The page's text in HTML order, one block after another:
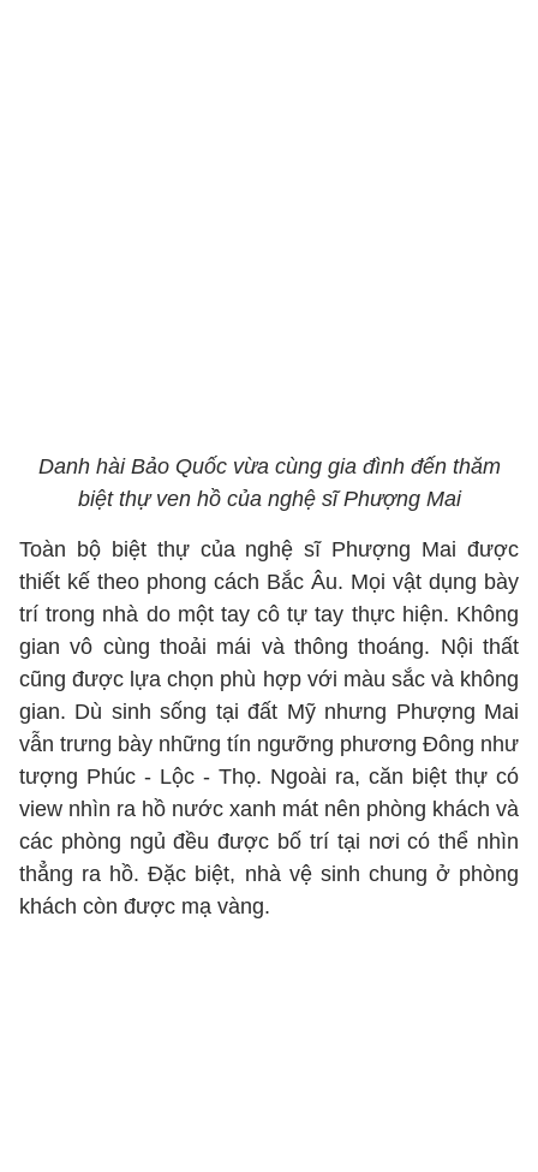
Danh hài Bảo Quốc vừa cùng gia đình đến thăm
biệt thự ven hồ của nghệ sĩ Phượng Mai
Toàn bộ biệt thự của nghệ sĩ Phượng Mai được
thiết kế theo phong cách Bắc Âu. Mọi vật dụng bày
trí trong nhà do một tay cô tự tay thực hiện. Không
gian vô cùng thoải mái và thông thoáng. Nội thất
cũng được lựa chọn phù hợp với màu sắc và không
gian. Dù sinh sống tại đất Mỹ nhưng Phượng Mai
vẫn trưng bày những tín ngưỡng phương Đông như
tượng Phúc - Lộc - Thọ. Ngoài ra, căn biệt thự có
view nhìn ra hồ nước xanh mát nên phòng khách và
các phòng ngủ đều được bố trí tại nơi có thể nhìn
thẳng ra hồ. Đặc biệt, nhà vệ sinh chung ở phòng
khách còn được mạ vàng.